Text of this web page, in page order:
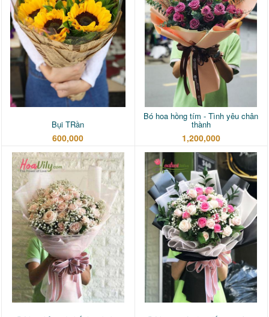
Bụi TRần
600,000
Bó hoa hồng tím - Tình yêu chân
thành
1,200,000